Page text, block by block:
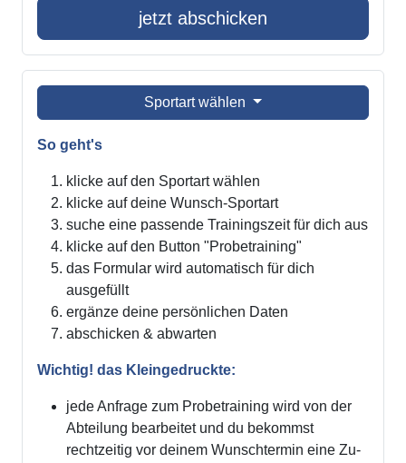
jetzt abschicken
Sportart wählen
So geht's
klicke auf den Sportart wählen
klicke auf deine Wunsch-Sportart
suche eine passende Trainingszeit für dich aus
klicke auf den Button "Probetraining"
das Formular wird automatisch für dich
ausgefüllt
ergänze deine persönlichen Daten
abschicken & abwarten
Wichtig! das Kleingedruckte:
jede Anfrage zum Probetraining wird von der
Abteilung bearbeitet und du bekommst
rechtzeitig vor deinem Wunschtermin eine Zu-